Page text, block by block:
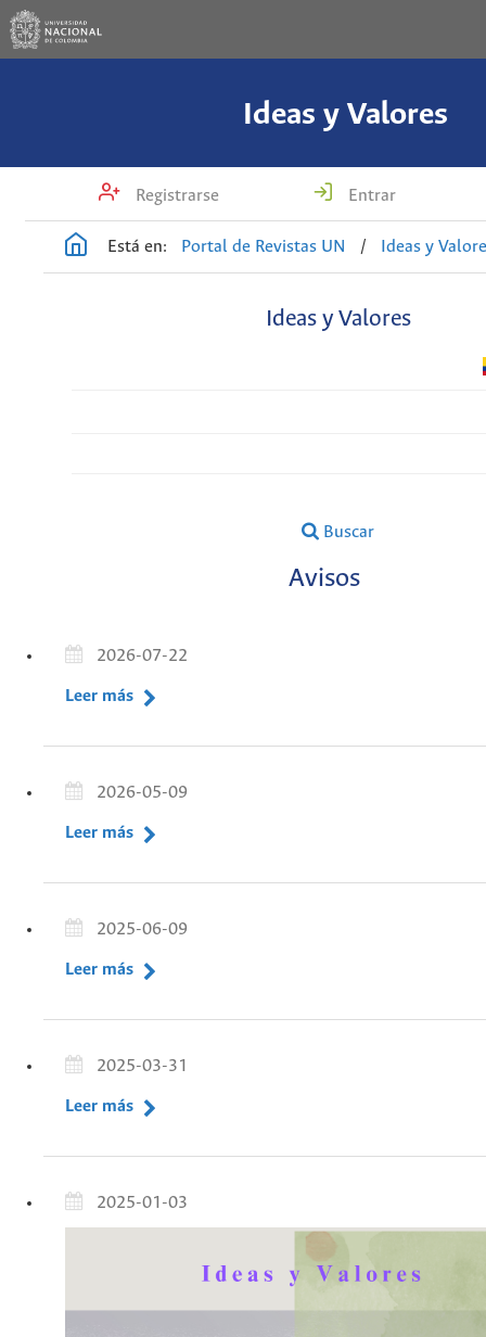
Ideas y Valores
Registrarse Entrar
Está en: Portal de Revistas UN / Ideas y
Ideas y Valores
Buscar
Avisos
2026-07-22
Leer más
2026-05-09
Leer más
2025-06-09
Leer más
2025-03-31
Leer más
2025-01-03